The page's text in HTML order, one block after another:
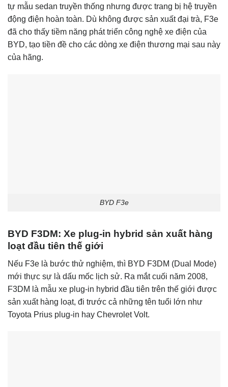
tự mẫu sedan truyền thống nhưng được trang bị hệ truyền
động điện hoàn toàn. Dù không được sản xuất đại trà, F3e
đã cho thấy tiềm năng phát triển công nghệ xe điện của
BYD, tạo tiền đề cho các dòng xe điện thương mại sau này
của hãng.
BYD F3e
BYD F3DM: Xe plug-in hybrid sản xuất hàng
loạt đầu tiên thế giới
Nếu F3e là bước thử nghiệm, thì BYD F3DM (Dual Mode)
mới thực sự là dấu mốc lịch sử. Ra mắt cuối năm 2008,
F3DM là mẫu xe plug-in hybrid đầu tiên trên thế giới được
sản xuất hàng loạt, đi trước cả những tên tuổi lớn như
Toyota Prius plug-in hay Chevrolet Volt.